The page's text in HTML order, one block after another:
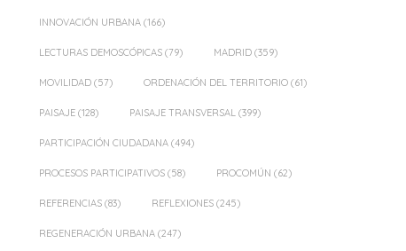
INNOVACIÓN URBANA (166)
LECTURAS DEMOSCÓPICAS (79) MADRID (359)
MOVILIDAD (57) ORDENACIÓN DEL TERRITORIO (61)
PAISAJE (128) PAISAJE TRANSVERSAL (399)
PARTICIPACIÓN CIUDADANA (494)
PROCESOS PARTICIPATIVOS (58) PROCOMÚN (62)
REFERENCIAS (83) REFLEXIONES (245)
REGENERACIÓN URBANA (247)